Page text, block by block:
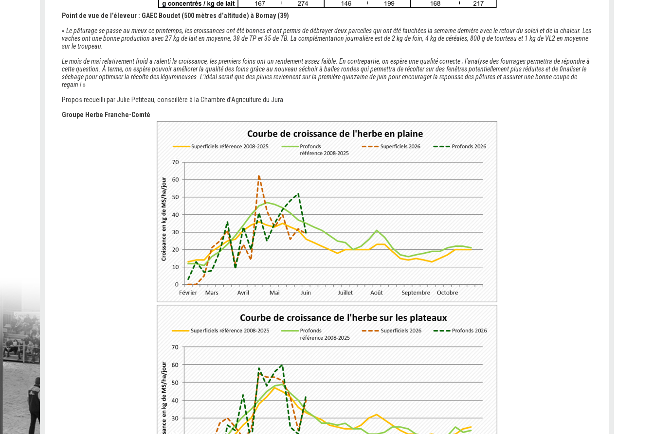
Point de vue de l’éleveur : GAEC Boudet (500 mètres d’altitude) à Bornay (39)
« Le pâturage se passe au mieux ce printemps, les croissances ont été bonnes et ont permis de débrayer deux parcelles qui ont été fauchées la semaine dernière avec le retour du soleil et de la chaleur. Les
vaches ont une bonne production avec 27 kg de lait en moyenne, 38 de TP et 35 de TB. La complémentation journalière est de 2 kg de foin, 4 kg de céréales, 800 g de tourteau et 1 kg de VL2 en moyenne
sur le troupeau.
Le mois de mai relativement froid a ralenti la croissance, les premiers foins ont un rendement assez faible. En contrepartie, on espère une qualité correcte ; l’analyse des fourrages permettra de répondre à
cette question. À terme, on espère pouvoir améliorer la qualité des foins grâce au nouveau séchoir à balles rondes qui permettra de récolter sur des fenêtres potentiellement plus réduites et de finaliser le
séchage pour optimiser la récolte des légumineuses. L’idéal serait que des pluies reviennent sur la première quinzaine de juin pour encourager la repousse des pâtures et assurer une bonne coupe de
regain !»
Propos recueilli par Julie Petiteau, conseillère à la Chambre d’Agriculture du Jura
Groupe Herbe Franche-Comté